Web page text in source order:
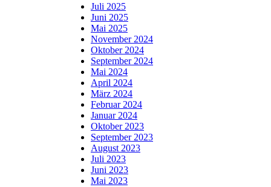
Juli 2025
Juni 2025
Mai 2025
November 2024
Oktober 2024
September 2024
Mai 2024
April 2024
März 2024
Februar 2024
Januar 2024
Oktober 2023
September 2023
August 2023
Juli 2023
Juni 2023
Mai 2023